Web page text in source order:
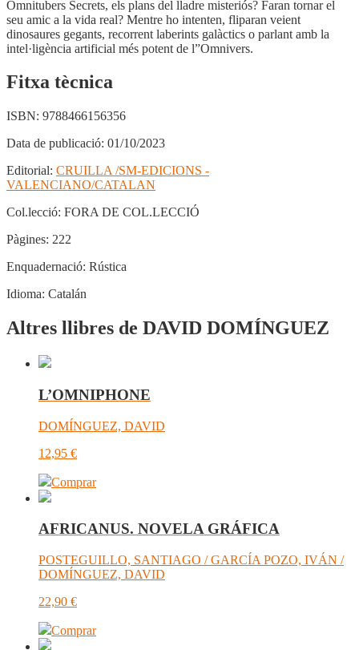
Omnitubers Secrets, els plans del lladre misteriós? Faran tornar el
seu amic a la vida real? Mentre ho intenten, fliparan veient
dinosaures gegants, recorrent laberints galàctics o parlant amb la
intel·ligència artificial més potent de l”Omnivers.
Fitxa tècnica
ISBN: 9788466156356
Data de publicació: 01/10/2023
Editorial: CRUILLA /SM-EDICIONS -
VALENCIANO/CATALAN
Col.lecció: FORA DE COL.LECCIÓ
Pàgines: 222
Enquadernació: Rústica
Idioma: Catalán
Altres llibres de DAVID DOMÍNGUEZ
L’OMNIPHONE
DOMÍNGUEZ, DAVID
12,95 €
Comprar
AFRICANUS. NOVELA GRÁFICA
POSTEGUILLO, SANTIAGO / GARCÍA POZO, IVÁN /
DOMÍNGUEZ, DAVID
22,90 €
Comprar